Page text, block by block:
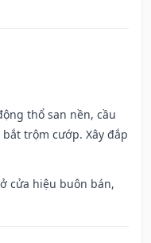
thổ san nền, cầu
trộm cướp. Xây đắp
cửa hiệu buôn bán,